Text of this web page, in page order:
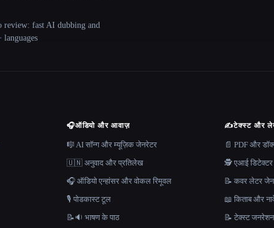
review: fast AI dubbing and
languages
🎧ऑडियो और आवाज़
🎼 AI सॉन्ग और म्यूज़िक जेनरेटर
🇺🇳 अनुवाद और प्रतिलेख
🎧 ऑडियो एन्हांसर और वोकल रिमूवल
🎙️ पोडकास्ट टूल
📝🔉 भाषण के पाठ
✍️टेक्स्ट और
📄 PDF और
🕵️ एआई डिटेक्टर
📝 कवर लेटर
📖 किताब और
📝 टेक्स्ट जनरेशन